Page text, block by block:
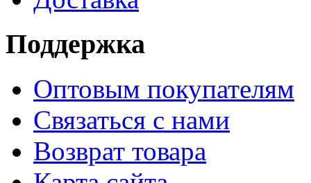
Поддержка
Оптовым покупателям
Связаться с нами
Возврат товара